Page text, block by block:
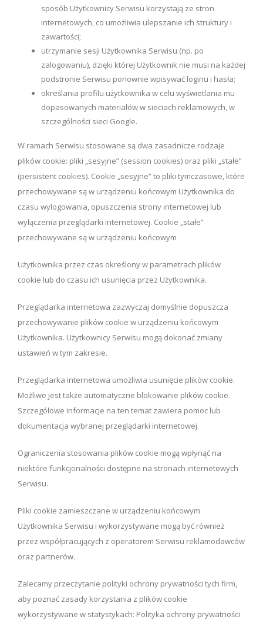
sposób Użytkownicy Serwisu korzystają ze stron
internetowych, co umożliwia ulepszanie ich struktury i
zawartości;
utrzymanie sesji Użytkownika Serwisu (np. po
zalogowaniu), dzięki której Użytkownik nie musi na każdej
podstronie Serwisu ponownie wpisywać loginu i hasła;
określania profilu użytkownika w celu wyświetlania mu
dopasowanych materiałów w sieciach reklamowych, w
szczególności sieci Google.
W ramach Serwisu stosowane są dwa zasadnicze rodzaje
plików cookie: pliki „sesyjne” (session cookies) oraz pliki „stałe”
(persistent cookies). Cookie „sesyjne” to pliki tymczasowe, które
przechowywane są w urządzeniu końcowym Użytkownika do
czasu wylogowania, opuszczenia strony internetowej lub
wyłączenia przeglądarki internetowej. Cookie „stałe”
przechowywane są w urządzeniu końcowym
Użytkownika przez czas określony w parametrach plików
cookie lub do czasu ich usunięcia przez Użytkownika.
Przeglądarka internetowa zazwyczaj domyślnie dopuszcza
przechowywanie plików cookie w urządzeniu końcowym
Użytkownika. Użytkownicy Serwisu mogą dokonać zmiany
ustawień w tym zakresie.
Przeglądarka internetowa umożliwia usunięcie plików cookie.
Możliwe jest także automatyczne blokowanie plików cookie.
Szczegółowe informacje na ten temat zawiera pomoc lub
dokumentacja wybranej przeglądarki internetowej.
Ograniczenia stosowania plików cookie mogą wpłynąć na
niektóre funkcjonalności dostępne na stronach internetowych
Serwisu.
Pliki cookie zamieszczane w urządzeniu końcowym
Użytkownika Serwisu i wykorzystywane mogą być również
przez współpracujących z operatorem Serwisu reklamodawców
oraz partnerów.
Zalecamy przeczytanie polityki ochrony prywatności tych firm,
aby poznać zasady korzystania z plików cookie
wykorzystywane w statystykach: Polityka ochrony prywatności